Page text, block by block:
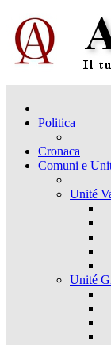
Politica
Cronaca
Comuni e
Unité
Unité